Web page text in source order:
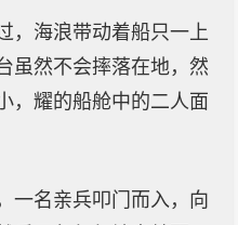
，海浪带动着船只一上
虽然不会摔落在地，然
，耀的船舱中的二人面
一名亲兵叩门而入，向